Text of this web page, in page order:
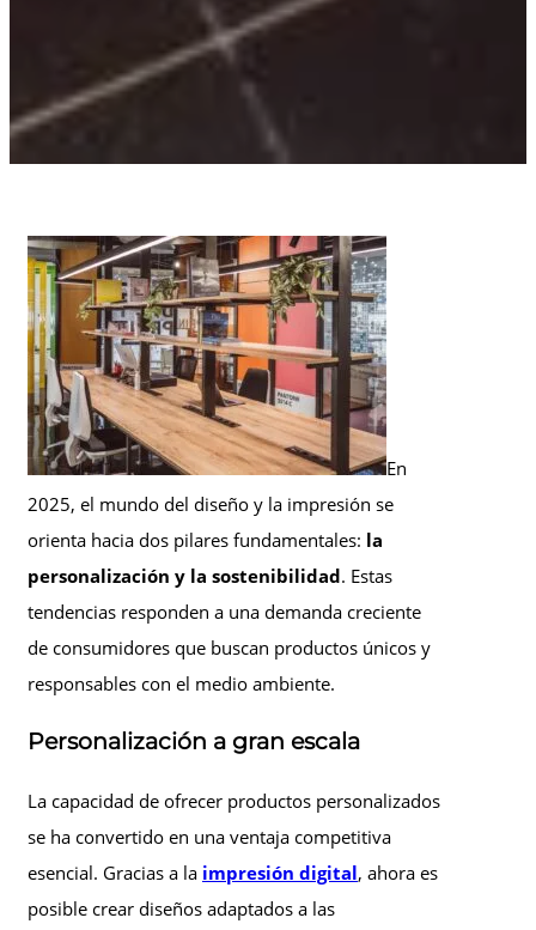
En
2025, el mundo del diseño y la impresión se
orienta hacia dos pilares fundamentales: la
personalización y la sostenibilidad. Estas
tendencias responden a una demanda creciente
de consumidores que buscan productos únicos y
responsables con el medio ambiente.
Personalización a gran escala
La capacidad de ofrecer productos personalizados
se ha convertido en una ventaja competitiva
esencial. Gracias a la impresión digital, ahora es
posible crear diseños adaptados a las